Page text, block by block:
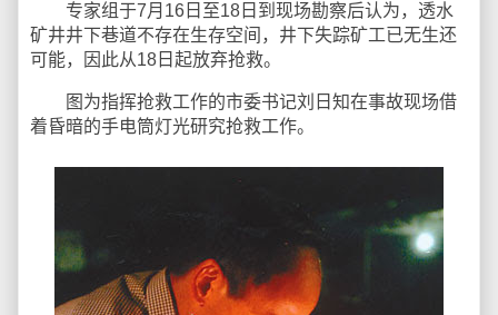
专家组于7月16日至18日到现场勘察后认为，透水
矿井井下巷道不存在生存空间，井下失踪矿工已无生还
可能，因此从18日起放弃抢救。
图为指挥抢救工作的市委书记刘日知在事故现场借
着昏暗的手电筒灯光研究抢救工作。